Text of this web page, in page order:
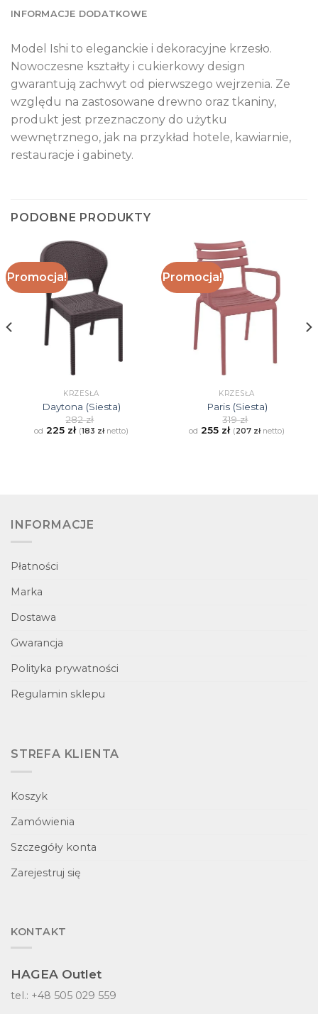
INFORMACJE DODATKOWE
Model Ishi to eleganckie i dekoracyjne krzesło.
Nowoczesne kształty i cukierkowy design
gwarantują zachwyt od pierwszego wejrzenia. Ze
względu na zastosowane drewno oraz tkaniny,
produkt jest przeznaczony do użytku
wewnętrznego, jak na przykład hotele, kawiarnie,
restauracje i gabinety.
PODOBNE PRODUKTY
Promocja!
KRZESŁA
Daytona (Siesta)
282zł
od 225 zł (183 złnetto)
Promocja!
KRZESŁA
Paris (Siesta)
319zł
od 255 zł (207 złnetto)
INFORMACJE
Płatności
Marka
Dostawa
Gwarancja
Polityka prywatności
Regulamin sklepu
STREFA KLIENTA
Koszyk
Zamówienia
Szczegóły konta
Zarejestruj się
KONTAKT
HAGEA Outlet
tel.: +48 505 029 559